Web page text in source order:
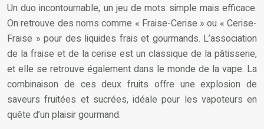
Un duo incontournable, un jeu de mots simple mais efficace.
On retrouve des noms comme « Fraise-Cerise » ou « Cerise-
Fraise » pour des liquides frais et gourmands. L’association
de la fraise et de la cerise est un classique de la pâtisserie,
et elle se retrouve également dans le monde de la vape. La
combinaison de ces deux fruits offre une explosion de
saveurs fruitées et sucrées, idéale pour les vapoteurs en
quête d’un plaisir gourmand.